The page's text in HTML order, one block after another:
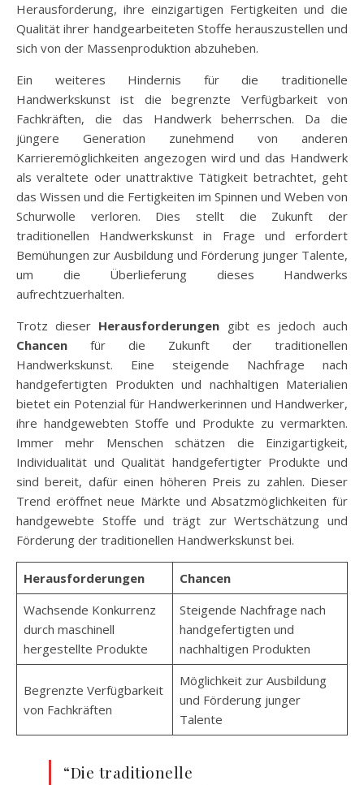
Herausforderung, ihre einzigartigen Fertigkeiten und die
Qualität ihrer handgearbeiteten Stoffe herauszustellen und
sich von der Massenproduktion abzuheben.
Ein weiteres Hindernis für die traditionelle
Handwerkskunst ist die begrenzte Verfügbarkeit von
Fachkräften, die das Handwerk beherrschen. Da die
jüngere Generation zunehmend von anderen
Karrieremöglichkeiten angezogen wird und das Handwerk
als veraltete oder unattraktive Tätigkeit betrachtet, geht
das Wissen und die Fertigkeiten im Spinnen und Weben von
Schurwolle verloren. Dies stellt die Zukunft der
traditionellen Handwerkskunst in Frage und erfordert
Bemühungen zur Ausbildung und Förderung junger Talente,
um die Überlieferung dieses Handwerks
aufrechtzuerhalten.
Trotz dieser Herausforderungen gibt es jedoch auch
Chancen für die Zukunft der traditionellen
Handwerkskunst. Eine steigende Nachfrage nach
handgefertigten Produkten und nachhaltigen Materialien
bietet ein Potenzial für Handwerkerinnen und Handwerker,
ihre handgewebten Stoffe und Produkte zu vermarkten.
Immer mehr Menschen schätzen die Einzigartigkeit,
Individualität und Qualität handgefertigter Produkte und
sind bereit, dafür einen höheren Preis zu zahlen. Dieser
Trend eröffnet neue Märkte und Absatzmöglichkeiten für
handgewebte Stoffe und trägt zur Wertschätzung und
Förderung der traditionellen Handwerkskunst bei.
Herausforderungen
Chancen
Wachsende Konkurrenz
durch maschinell
hergestellte Produkte
Steigende Nachfrage nach
handgefertigten und
nachhaltigen Produkten
Begrenzte Verfügbarkeit
von Fachkräften
Möglichkeit zur Ausbildung
und Förderung junger
Talente
“Die traditionelle